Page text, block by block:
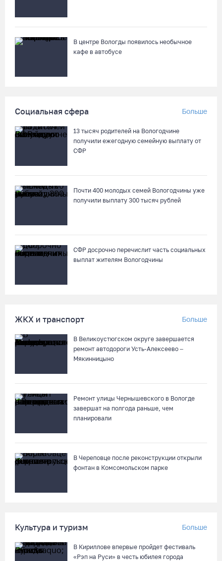
Более двух тысяч наблюдателей обеспечат на Вологодчине
08.08.26 / 14:29
установить на холме крест
08.08.26 / 13:37
08.08.26 / 12:43
Евгения Преображенского
В честь освящения нового храма на Вологодчине выступит
хор грузинского монастыря
08.08.26 / 10:41
08.08.26 / 10:22
Две телеги «органики» станут главным призом лотереи
фестиваля «Батранский лен»
08.08.26 / 09:56
10 пьяных водителей и 23 без прав остановили за сутки
вологодские гаишники
В центре Вологды появилось необычное
кафе в автобусе
Социальная сфера Больше
13 тысяч родителей на Вологодчине
получили ежегодную семейную выплату от
СФР
Почти 400 молодых семей Вологодчины уже
получили выплату 300 тысяч рублей
СФР досрочно перечислит часть социальных
выплат жителям Вологодчины
ЖКХ и транспорт Больше
В Великоустюгском округе завершается
ремонт автодороги Усть-Алексеево –
Мякинницыно
Ремонт улицы Чернышевского в Вологде
завершат на полгода раньше, чем
планировали
В Череповце после реконструкции открыли
фонтан в Комсомольском парке
Культура и туризм Больше
В Кириллове впервые пройдет фестиваль
«Рэп на Руси» в честь юбилея города